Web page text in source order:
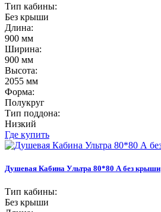
Тип кабины:
Без крыши
Длина:
900 мм
Ширина:
900 мм
Высота:
2055 мм
Форма:
Полукруг
Тип поддона:
Низкий
Где купить
Душевая Кабина Ультра 80*80 А без крыши
Тип кабины:
Без крыши